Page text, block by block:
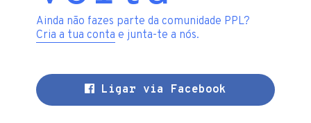
Ainda não fazes parte da comunidade PPL?
Cria a tua conta e junta-te a nós.
Ligar via Facebook